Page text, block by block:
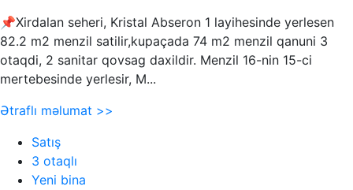
📌Xirdalan seheri, Kristal Abseron 1 layihesinde yerlesen
82.2 m2 menzil satilir,kupaçada 74 m2 menzil qanuni 3
otaqdi, 2 sanitar qovsag daxildir. Menzil 16-nin 15-ci
mertebesinde yerlesir, M...
Ətraflı məlumat >>
Satış
3 otaqlı
Yeni bina